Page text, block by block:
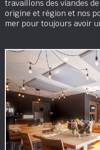
travaillons des viandes
origine et région et nos
mer pour toujours avoir